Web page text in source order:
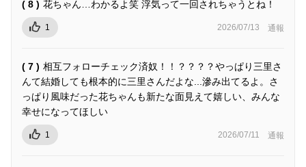
( 8 ) 花ちゃん…わかるよ笑 浮気って一回されちゃうとね！
1 2026/07/13 通報
( 7 ) 相互フォローチェック済奴！！？？？？やっぱり三里さ
んて結婚しても根本的に三里さんだよな...滲み出てるよ。さ
っぱり風味だった花ちゃんも新たな面見えて嬉しい、みんな
幸せになってほしい
1 2026/07/11 通報